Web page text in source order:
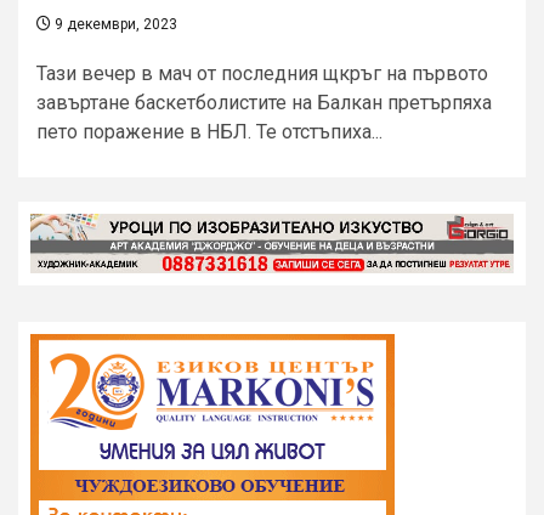
9 декември, 2023
Тази вечер в мач от последния щкръг на първото
завъртане баскетболистите на Балкан претърпяха
пето поражение в НБЛ. Те отстъпиха...